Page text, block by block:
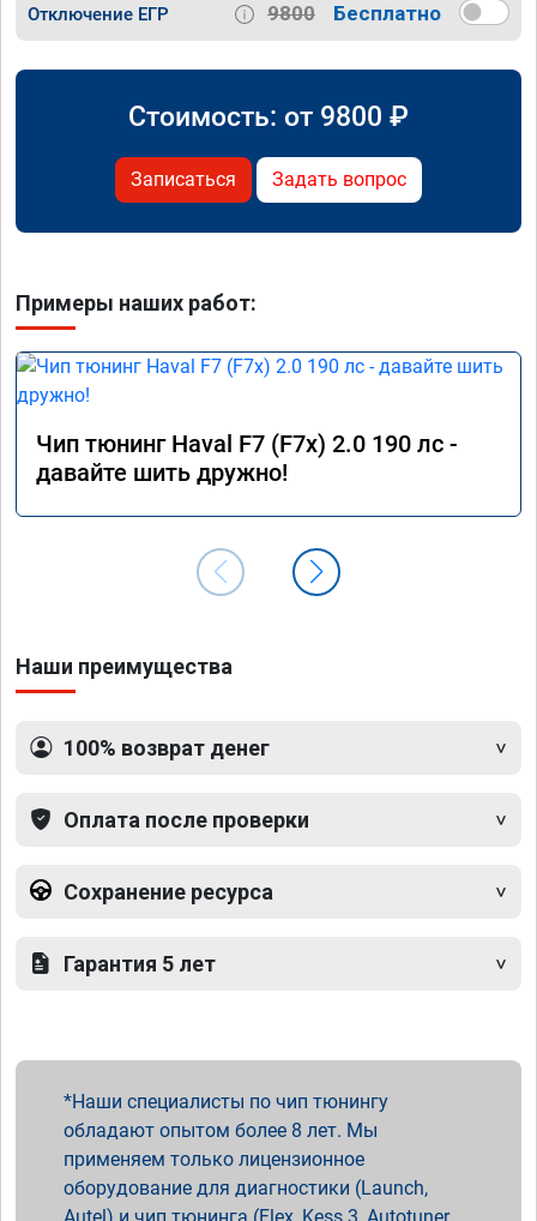
Отключение ЕГР 9800 Бесплатно
Стоимость: от 9800 ₽
Записаться Задать вопрос
Примеры наших работ:
Чип тюнинг Haval F7 (F7x) 2.0 190 лс -
давайте шить дружно!
Наши преимущества
100% возврат денег
Оплата после проверки
Сохранение ресурса
Гарантия 5 лет
Наши специалисты по чип тюнингу
обладают опытом более 8 лет. Мы
применяем только лицензионное
оборудование для диагностики (Launch,